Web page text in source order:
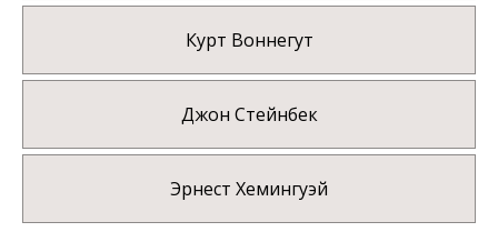
Курт Воннегут
Джон Стейнбек
Эрнест Хемингуэй